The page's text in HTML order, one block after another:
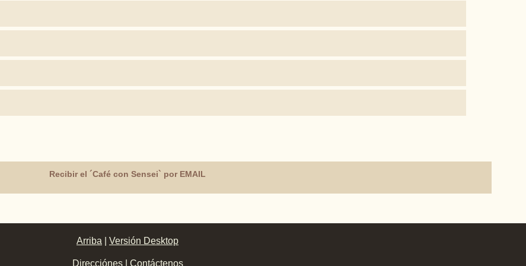
Recibir el ´Café con Sensei` por EMAIL
Arriba Versión Desktop
Direcciónes| Contáctenos